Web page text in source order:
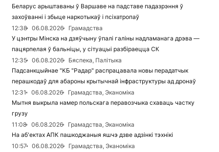
Беларус арыштаваны ў Варшаве на падставе падазрэння ў
захоўванні і збыце наркотыкаў і псіхатропаў
12:38
06.08.2026
Грамадства
У цэнтры Мінска на дзяўчыну ўпалі галіны надламанага дрэва —
пацярпелая ў бальніцы, у сітуацыі разбіраецца СК
12:35
06.08.2026
Бяспека, Палітыка
Падсанкцыйнае "КБ "Радар" распрацавала новы перадатчык
перашкодаў для абароны крытычнай інфраструктуры ад дронаў
12:31
06.08.2026
Грамадства, Эканоміка
Мытня выкрыла намер польскага перавозчыка схаваць частку
грузу
11:08
06.08.2026
Грамадства, Эканоміка
На аб'ектах АПК пашкоджаныя яшчэ дзве адзінкі тэхнікі
10:57
06.08.2026
Грамадства, Эканоміка